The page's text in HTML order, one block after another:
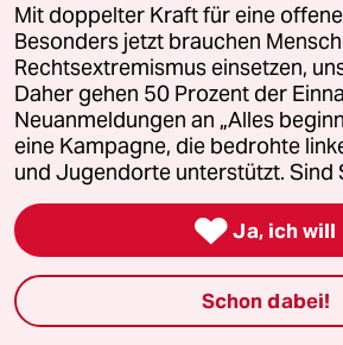
Shop
Anzeigen
Fragen & Hilfe
Feedback
Mit doppelter Kraft für eine
Besonders jetzt brauchen
Rechtsextremismus einsetzen,
Daher gehen 50 Prozent der
Neuanmeldungen an „Alles
eine Kampagne, die bedrohte
und Jugendorte unterstützt. Sind
 Ja, ich will
Schon dabei!